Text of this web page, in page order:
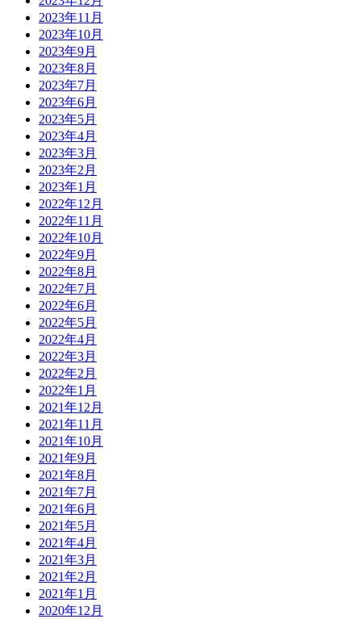
2023年11月
2023年10月
2023年9月
2023年8月
2023年7月
2023年6月
2023年5月
2023年4月
2023年3月
2023年2月
2023年1月
2022年12月
2022年11月
2022年10月
2022年9月
2022年8月
2022年7月
2022年6月
2022年5月
2022年4月
2022年3月
2022年2月
2022年1月
2021年12月
2021年11月
2021年10月
2021年9月
2021年8月
2021年7月
2021年6月
2021年5月
2021年4月
2021年3月
2021年2月
2021年1月
2020年12月